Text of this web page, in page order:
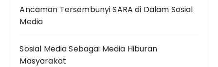
Ancaman Tersembunyi SARA di Dalam Sosial
Media
Sosial Media Sebagai Media Hiburan
Masyarakat